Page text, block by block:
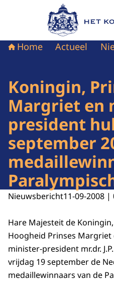
Naar de
Home Actueel
Koningin,
Margriet en
president
september
Nieuwsbericht11-09-2008 |
Hare Majesteit de
Hoogheid Prinses
minister-president mr.dr.
vrijdag 19 september de
medaillewinnaars van de